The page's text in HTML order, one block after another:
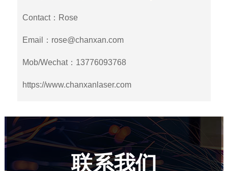
Contact：Rose
Email：rose@chanxan.com
Mob/Wechat：13776093768
https://www.chanxanlaser.com
联系我们